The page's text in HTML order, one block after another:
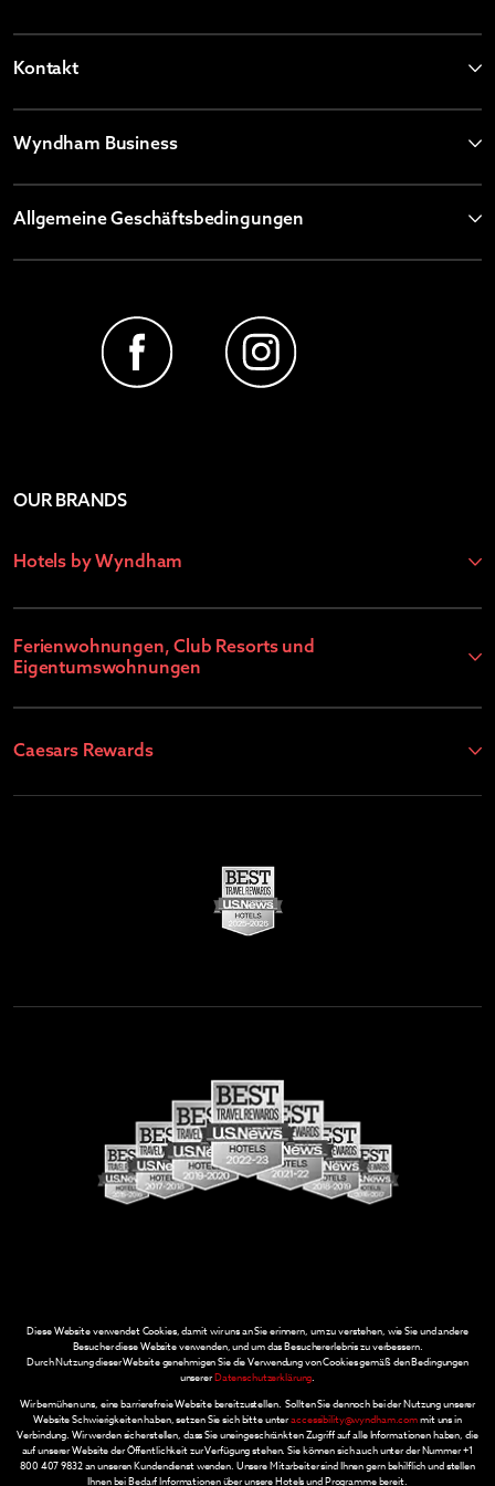
Kontakt
Wyndham Business
Allgemeine Geschäftsbedingungen
OUR BRANDS
Hotels by Wyndham
Ferienwohnungen, Club Resorts und
Eigentumswohnungen
Caesars Rewards
Diese Website verwendet Cookies, damit wir uns an Sie erinnern, um zu verstehen, wie Sie und andere
Besucher diese Website verwenden, und um das Besuchererlebnis zu verbessern.
Durch Nutzung dieser Website genehmigen Sie die Verwendung von Cookies gemäß den Bedingungen
unsererDatenschutzerklärung.
Wir bemühen uns, eine barrierefreie Website bereitzustellen. Sollten Sie dennoch bei der Nutzung unserer
Website Schwierigkeiten haben, setzen Sie sich bitte unteraccessibility@wyndham.commit uns in
Verbindung. Wir werden sicherstellen, dass Sie uneingeschränkten Zugriff auf alle Informationen haben, die
auf unserer Website der Öffentlichkeit zur Verfügung stehen. Sie können sich auch unter der Nummer +1
800 407 9832 an unseren Kundendienst wenden. Unsere Mitarbeiter sind Ihnen gern behilflich und stellen
Ihnen bei Bedarf Informationen über unsere Hotels und Programme bereit.